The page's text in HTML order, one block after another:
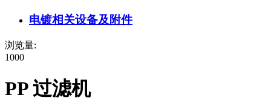
电镀相关设备及附件
浏览量:
1000
PP 过滤机